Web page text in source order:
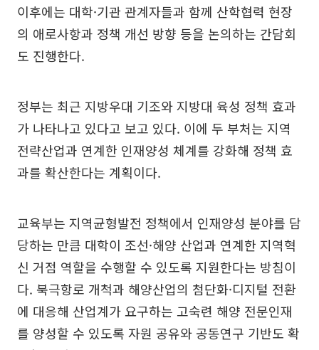
이후에는 대학·기관 관계자들과 함께 산학협력 현장
의 애로사항과 정책 개선 방향 등을 논의하는 간담회
도 진행한다.
정부는 최근 지방우대 기조와 지방대 육성 정책 효과
가 나타나고 있다고 보고 있다. 이에 두 부처는 지역
전략산업과 연계한 인재양성 체계를 강화해 정책 효
과를 확산한다는 계획이다.
교육부는 지역균형발전 정책에서 인재양성 분야를 담
당하는 만큼 대학이 조선·해양 산업과 연계한 지역혁
신 거점 역할을 수행할 수 있도록 지원한다는 방침이
다. 북극항로 개척과 해양산업의 첨단화·디지털 전환
에 대응해 산업계가 요구하는 고숙련 해양 전문인재
를 양성할 수 있도록 자원 공유와 공동연구 기반도 확